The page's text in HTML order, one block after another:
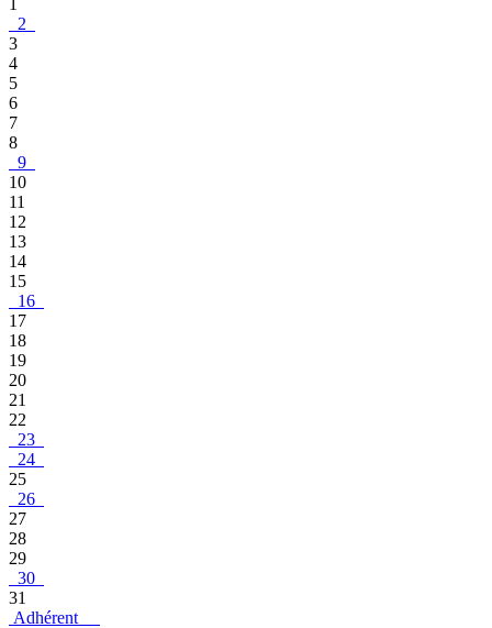
2
3
4
5
6
7
8
9
10
11
12
13
14
15
16
17
18
19
20
21
22
23
24
25
26
27
28
29
30
31
Adhérent